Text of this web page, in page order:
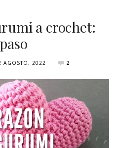
a crochet:
AGOSTO, 2022 2